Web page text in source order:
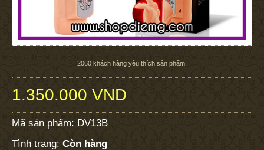
2060 khách hàng yêu thích sản phẩm.
1.350.000 VND
Mã sản phẩm: DV13B
Tình trạng: Còn hàng